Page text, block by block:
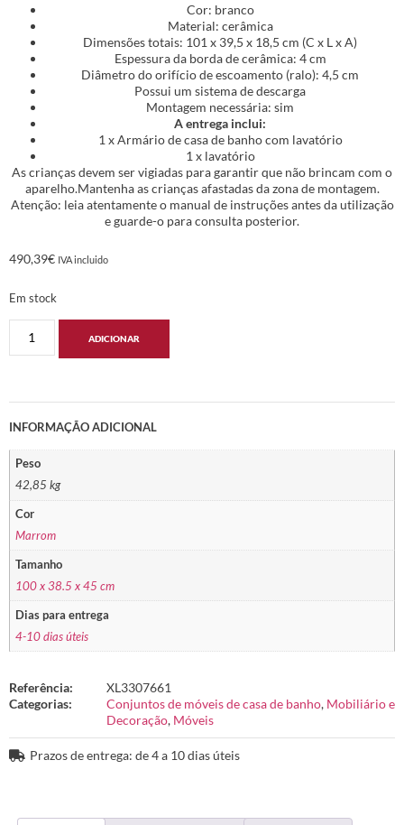
Cor: branco
Material: cerâmica
Dimensões totais: 101 x 39,5 x 18,5 cm (C x L x A)
Espessura da borda de cerâmica: 4 cm
Diâmetro do orifício de escoamento (ralo): 4,5 cm
Possui um sistema de descarga
Montagem necessária: sim
A entrega inclui:
1 x Armário de casa de banho com lavatório
1 x lavatório
As crianças devem ser vigiadas para garantir que não brincam com o
aparelho.Mantenha as crianças afastadas da zona de montagem.
Atenção: leia atentamente o manual de instruções antes da utilização
e guarde-o para consulta posterior.
490,39€ IVA incluido
Em stock
ADICIONAR
INFORMAÇÃO ADICIONAL
Peso
42,85 kg
Cor
Marrom
Tamanho
100 x 38.5 x 45 cm
Dias para entrega
4-10 dias úteis
Referência:
XL3307661
Categorias:
Conjuntos de móveis de casa de banho, Mobiliário e
Decoração, Móveis
Prazos de entrega: de 4 a 10 dias úteis